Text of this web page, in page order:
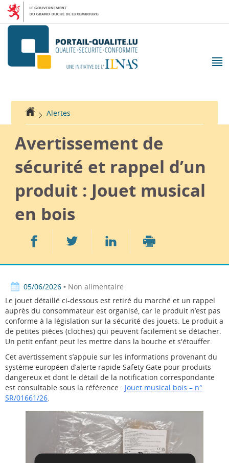
Aller
la
Aller
contenu
Accueil
Alertes
Avertissement de
sécurité et rappel d’un
produit : Jouet musical
en bois
Partager
Partager
Partager
05/06/2026 • Non alimentaire
Le jouet détaillé ci-dessous est retiré du marché et un rappel
auprès du consommateur est organisé, car le produit n’est pas
conforme à la législation sur la sécurité des jouets. Le produit a
de petites pièces (cloches) qui peuvent facilement se détacher.
Un petit enfant peut les mettre dans la bouche et s'étouffer.
Cet avertissement s’appuie sur les informations provenant du
système européen d’alerte rapide Safety Gate pour produits
dangereux et dont le détail de la notification correspondante
est consultable sous la référence : Jouet musical bois – n°
SR/01661/26.